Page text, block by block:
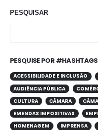
PESQUISAR
PESQUISE POR #HASHTAGS
ACESSIBILIDADE E INCLUSÃO
AUDIÊNCIA PÚBLICA
CULTURA
CÂMARA
EMENDAS IMPOSITIVAS
HOMENAGEM
IMPRENSA